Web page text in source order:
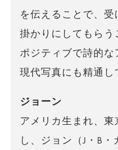
を伝えることで、
掛かりにしてもらう
ポジティブで詩的な
現代写真にも精通し
ジョーン
アメリカ生まれ、
し、ジョン（J・B